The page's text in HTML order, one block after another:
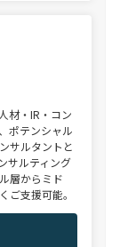
材・IR・コン
ポテンシャル
サルタントと
サルティング
層からミド
ご支援可能。